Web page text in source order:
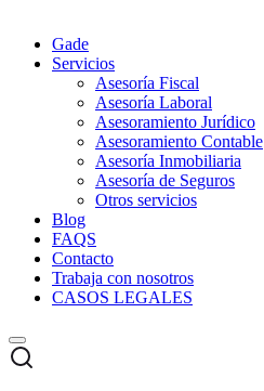
Gade
Servicios
Asesoría Fiscal
Asesoría Laboral
Asesoramiento Jurídico
Asesoramiento Contable
Asesoría Inmobiliaria
Asesoría de Seguros
Otros servicios
Blog
FAQS
Contacto
Trabaja con nosotros
CASOS LEGALES